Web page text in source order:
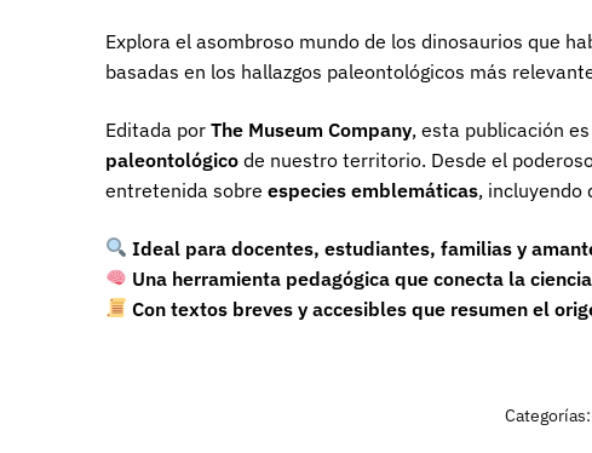
Explora el asombroso mundo de los dinosaurios que
basadas en los hallazgos paleontológicos más
Editada porThe Museum Company, esta publicación
paleontológico de nuestro territorio. Desde el
entretenida sobreespecies emblemáticas, incluyendo
Ideal para docentes, estudiantes, familias y
Una herramienta pedagógica que conecta la
Con textos breves y accesibles que resumen el
Categorías: